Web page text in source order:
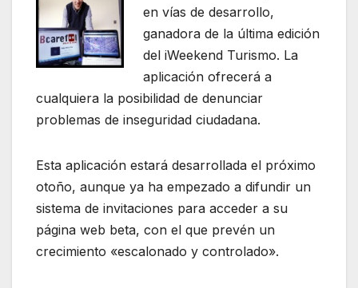
en vías de desarrollo,
ganadora de la última edición
del iWeekend Turismo. La
aplicación ofrecerá a
cualquiera la posibilidad de denunciar
problemas de inseguridad ciudadana.
Esta aplicación estará desarrollada el próximo
otoño, aunque ya ha empezado a difundir un
sistema de invitaciones para acceder a su
página web beta, con el que prevén un
crecimiento «escalonado y controlado».